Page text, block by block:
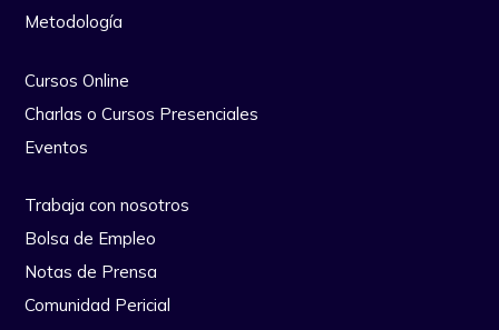
Metodología
Cursos Online
Charlas o Cursos Presenciales
Eventos
Trabaja con nosotros
Bolsa de Empleo
Notas de Prensa
Comunidad Pericial